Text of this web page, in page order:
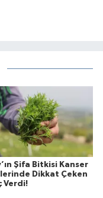
Şifa Bitkisi Kanser
Dikkat Çeken
Verdi!